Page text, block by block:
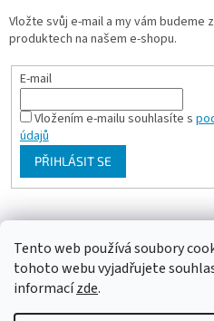
Tento web používá soubory
tohoto webu vyjadřujete
informacízde.
Vložte svůj e-mail a my vám budeme
produktech na našem e-shopu.
E-mail
Vložením e-mailu souhlasíte s
údajů
PŘIHLÁSIT SE